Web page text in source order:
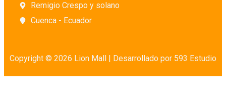
Remigio Crespo y solano
Cuenca - Ecuador
Copyright © 2026 Lion Mall | Desarrollado por 593 Estudio